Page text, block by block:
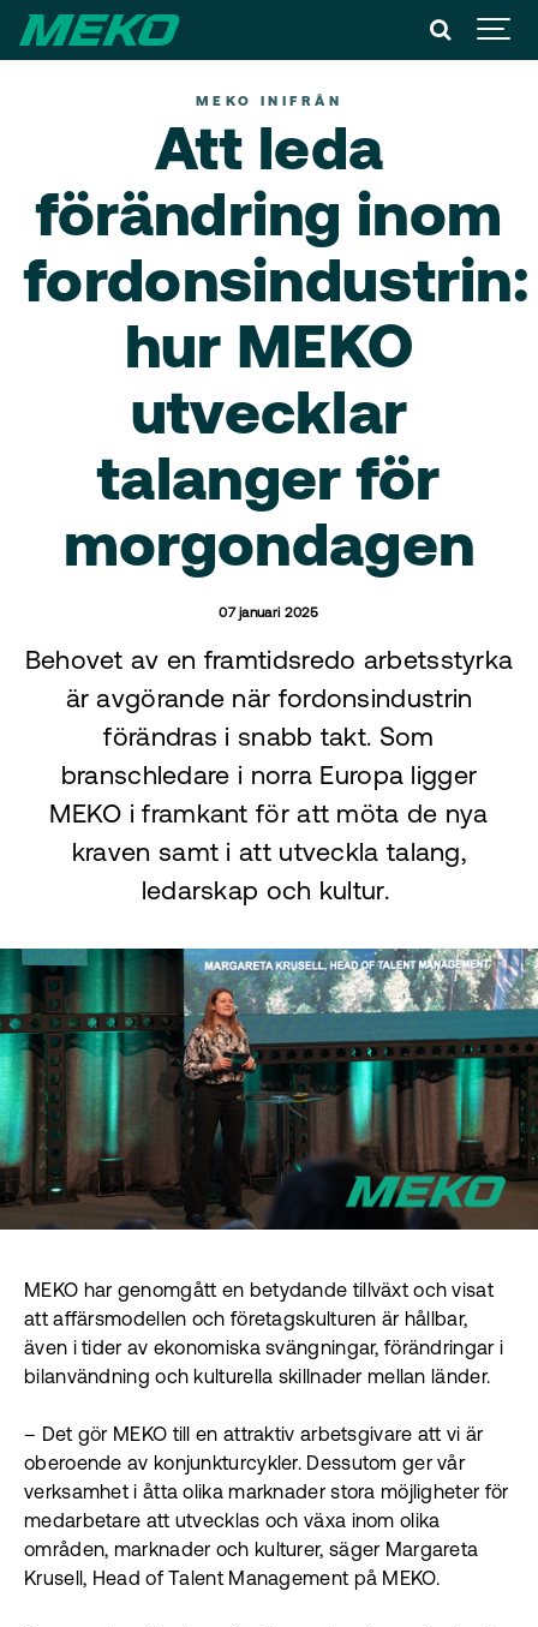
MEKO INIFRÅN
Att leda
förändring inom
fordonsindustrin:
hur MEKO
utvecklar
talanger för
morgondagen
07 januari 2025
Behovet av en framtidsredo arbetsstyrka
är avgörande när fordonsindustrin
förändras i snabb takt. Som
branschledare i norra Europa ligger
MEKO i framkant för att möta de nya
kraven samt i att utveckla talang,
ledarskap och kultur.
MEKO har genomgått en betydande tillväxt och visat
att affärsmodellen och företagskulturen är hållbar,
även i tider av ekonomiska svängningar, förändringar i
bilanvändning och kulturella skillnader mellan länder.
– Det gör MEKO till en attraktiv arbetsgivare att vi är
oberoende av konjunkturcykler. Dessutom ger vår
verksamhet i åtta olika marknader stora möjligheter för
medarbetare att utvecklas och växa inom olika
områden, marknader och kulturer, säger Margareta
Krusell, Head of Talent Management på MEKO.